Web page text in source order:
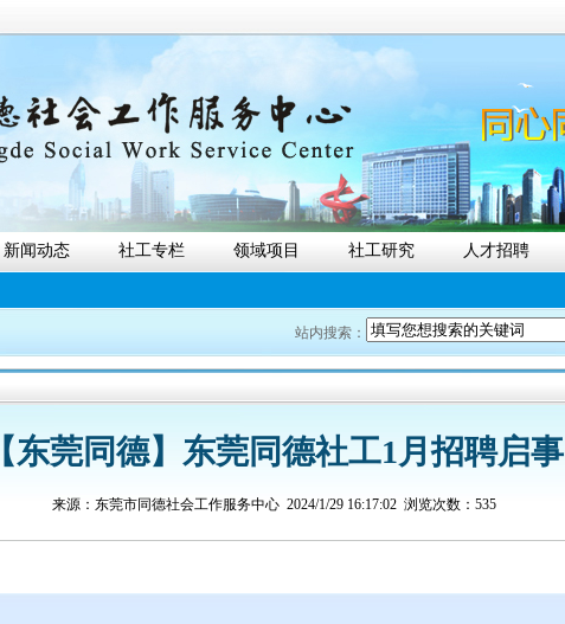
新闻动态 社工专栏 领域项目 社工研究 人才招聘
站内搜索：
【东莞同德】东莞同德社工1月招聘启事
来源： 东莞市同德社会工作服务中心2024/1/29 16:17:02 浏览次数：535